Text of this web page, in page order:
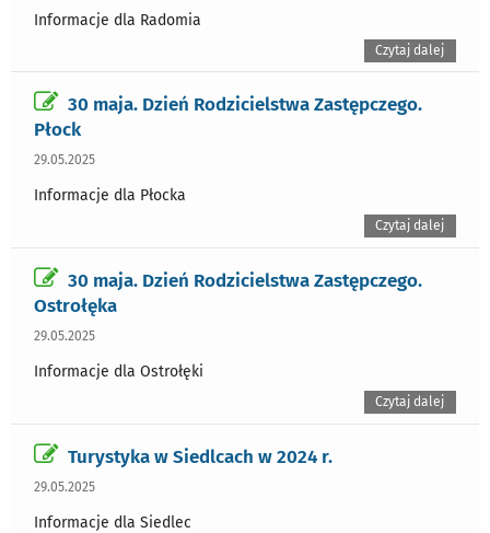
Informacje dla Radomia
Czytaj dalej
30 maja. Dzień Rodzicielstwa Zastępczego.
Płock
29.05.2025
Informacje dla Płocka
Czytaj dalej
30 maja. Dzień Rodzicielstwa Zastępczego.
Ostrołęka
29.05.2025
Informacje dla Ostrołęki
Czytaj dalej
Turystyka w Siedlcach w 2024 r.
29.05.2025
Informacje dla Siedlec